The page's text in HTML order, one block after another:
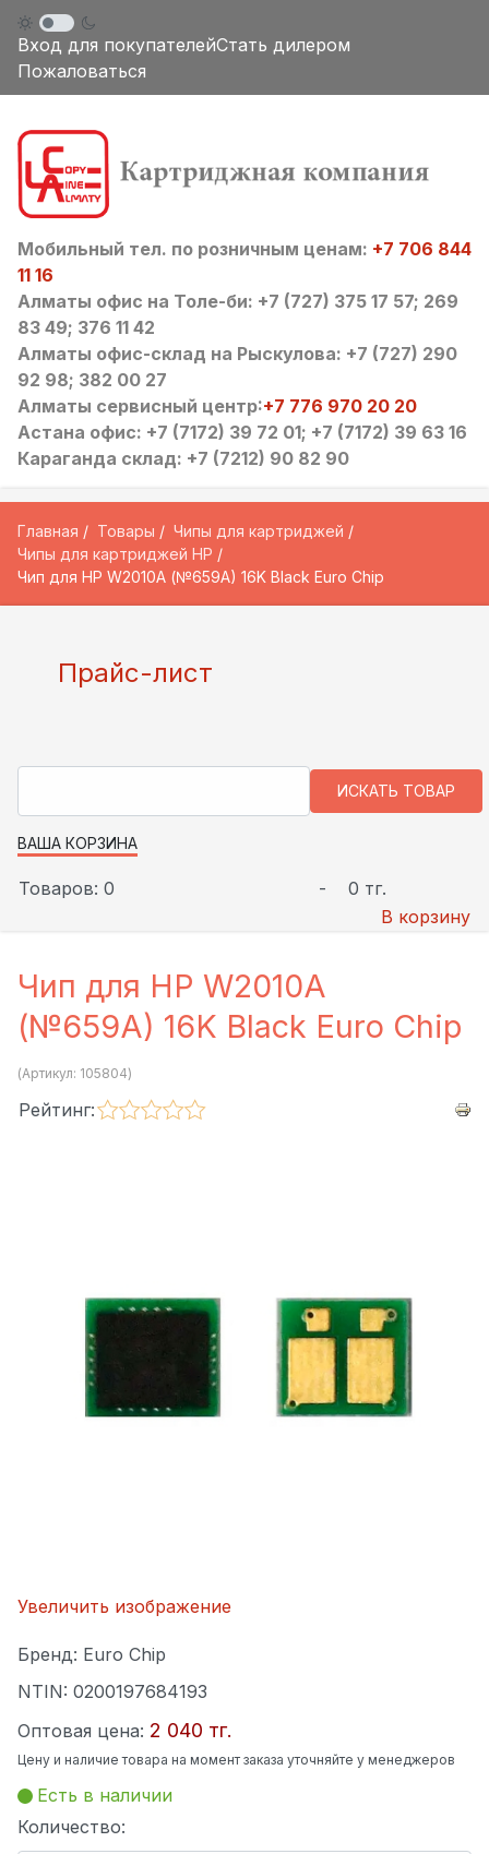
Вход для покупателейСтать дилером
Пожаловаться
Мобильный тел. по розничным ценам: +7 706 844
11 16
Алматы офис на Толе-би: +7 (727) 375 17 57; 269
83 49; 376 11 42
Алматы офис-склад на Рыскулова: +7 (727) 290
92 98; 382 00 27
Алматы сервисный центр:+7 776 970 20 20
Астана офис: +7 (7172) 39 72 01; +7 (7172) 39 63 16
Караганда склад: +7 (7212) 90 82 90
Главная Товары
Чипы для картриджей
Чипы для картриджей HP
Чип для HP W2010A (№659A) 16K Black Euro Chip
Прайс-лист
ВАША КОРЗИНА
Товаров: 0 -
0 тг.
В корзину
Чип для HP W2010A
(№659A) 16K Black Euro Chip
(Артикул: 105804)
Рейтинг:
Увеличить изображение
Бренд: Euro Chip
NTIN: 0200197684193
Оптовая цена: 2 040 тг.
Цену и наличие товара на момент заказа уточняйте у менеджеров
Есть в наличии
Количество: